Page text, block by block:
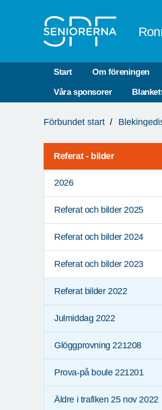
Start Om föreningen
Våra sponsorer
är
Förbundet start
Referat - bilder
2026
Referat och bilder 2025
Referat och bilder 2024
Referat och bilder 2023
Referat bilder 2022
Julmiddag 2022
Glöggprovning 221208
Prova-på boule 221201
Äldre i trafiken 25 nov 2022